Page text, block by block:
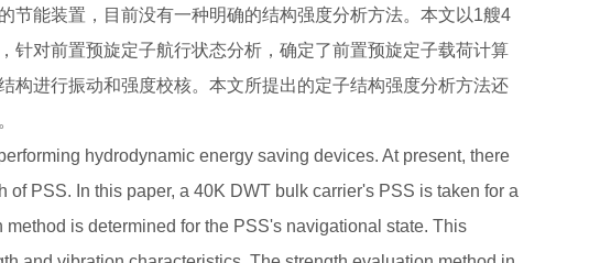
节能装置，目前没有一种明确的结构强度分析方法。本文以1艘4
针对前置预旋定子航行状态分析，确定了前置预旋定子载荷计算
构进行振动和强度校核。本文所提出的定子结构强度分析方法还
hydrodynamic energy saving devices. At present, there
of PSS. In this paper, a 40K DWT bulk carrier's PSS is taken for a
is determined for the PSS's navigational state. This